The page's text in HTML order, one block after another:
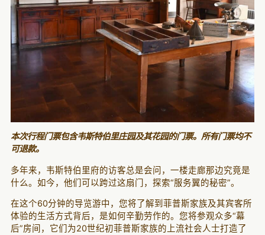
本次行程门票包含韦斯特伯里庄园及其花园的门票。所有门票均不
可退款。
多年来，韦斯特伯里府的访客总是会问，一楼走廊那边究竟是
什么。如今，他们可以跨过这扇门，探索“服务翼的秘密”。
在这个60分钟的导览游中，您将了解到菲普斯家族及其宾客所
体验的生活方式背后，是如何辛勤劳作的。您将参观众多“幕
后”房间，它们为20世纪初菲普斯家族的上流社会人士打造了